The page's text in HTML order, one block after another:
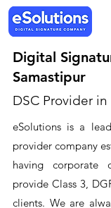
Digital
Samastipur
DSC Provider
eSolutions is a
provider company
having corporate
provide Class 3,
clients. We are